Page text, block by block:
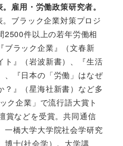
雇用・労働政策研究者。
ブラック企業対策プロジ
2500件以上の若年労働相
ブラック企業』（文春新
ト』（岩波新書）、『生活
、『日本の「労働」はなぜ
？』（星海社新書）など多
ク企業」で流行語大賞ト
賞などを受賞。共同通信
一橋大学大学院社会学研究
博士(社会学）。大学講